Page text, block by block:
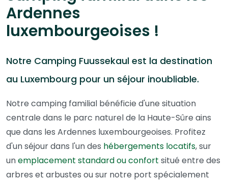
Ardennes
luxembourgeoises !
Notre Camping Fuussekaul est la destination
au Luxembourg pour un séjour inoubliable.
Notre camping familial bénéficie d'une situation
centrale dans le parc naturel de la Haute-Sûre ains
que dans les Ardennes luxembourgeoises. Profitez
d'un séjour dans l'un des hébergements locatifs, sur
unemplacement standard ou confort situé entre des
arbres et arbustes ou sur notre port spécialement